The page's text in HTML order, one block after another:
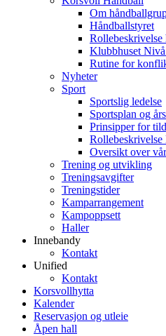
Om
Håndballstyret
Rollebeskrivelse
Klubbhuset Nivå
Rutine for
Nyheter
Sport
Sportslig ledelse
Sportsplan og
Prinsipper for
Rollebeskrivelse
Oversikt over
Trening og utvikling
Treningsavgifter
Treningstider
Kamparrangement
Kampoppsett
Haller
Innebandy
Kontakt
Unified
Kontakt
Korsvollhytta
Kalender
Reservasjon og utleie
Åpen hall